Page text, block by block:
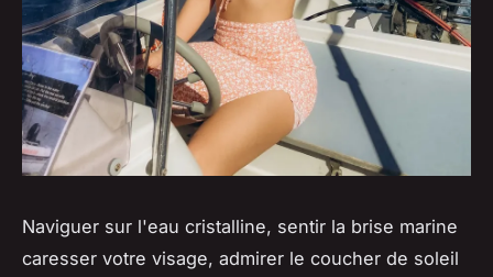
Naviguer sur l'eau cristalline, sentir la brise marine
caresser votre visage, admirer le coucher de soleil